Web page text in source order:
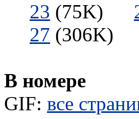
23 (75K)
27 (306K)
В номере
GIF: все